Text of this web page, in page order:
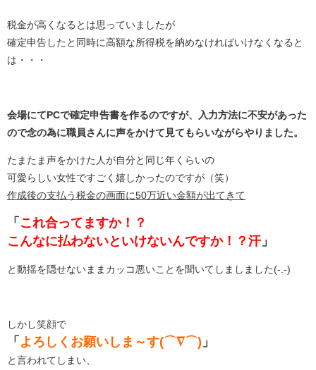
税金が高くなるとは思っていましたが
確定申告したと同時に高額な所得税を納めなければいけなくなると
は・・・
会場にてPCで確定申告書を作るのですが、入力方法に不安があった
ので念の為に職員さんに声をかけて見てもらいながらやりました。
たまたま声をかけた人が自分と同じ年くらいの
可愛らしい女性ですごく嬉しかったのですが（笑）
作成後の支払う税金の画面に50万近い金額が出てきて
「 これ合ってますか！？
こんなに払わないといけないんですか！？汗」
と動揺を隠せないままカッコ悪いことを聞いてしましました(-.-)
しかし笑顔で
「 よろしくお願いしま～す(⌒∇⌒) 」
と言われてしまい、